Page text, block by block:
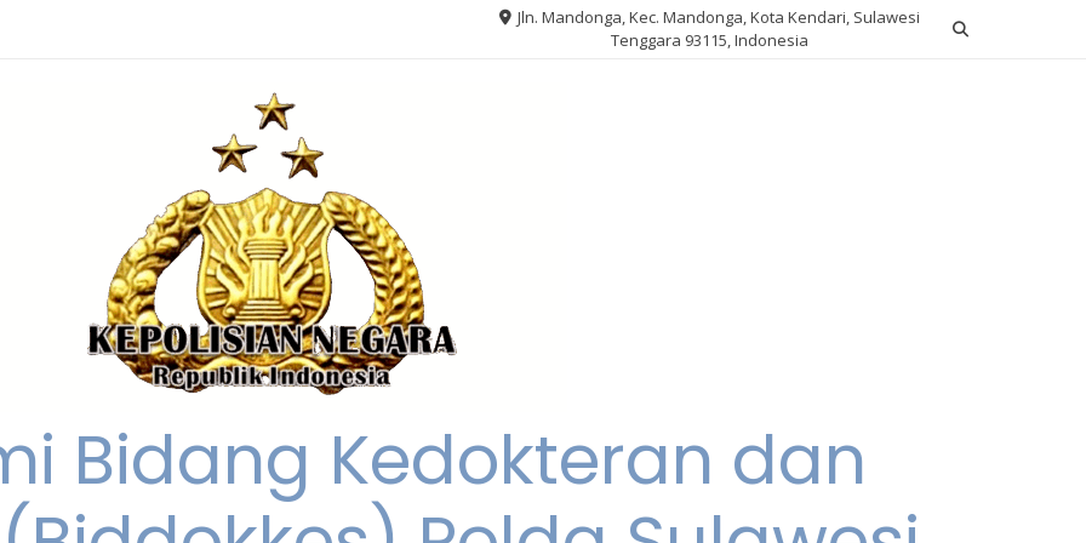
Jln. Mandonga, Kec. Mandonga, Kota Kendari, Sulawesi
Tenggara 93115, Indonesia
Bidang Kedokteran dan